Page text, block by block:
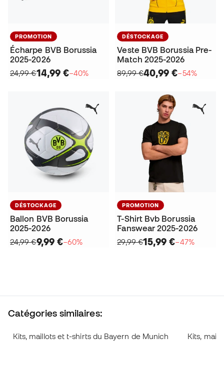
PROMOTION
Écharpe BVB Borussia
2025-2026
24,99 €14,99 €−40%
DÉSTOCKAGE
Veste BVB Borussia Pre-
Match 2025-2026
89,99 €40,99 €−54%
DÉSTOCKAGE
Ballon BVB Borussia
2025-2026
24,99 €9,99 €−60%
PROMOTION
T-Shirt Bvb Borussia
Fanswear 2025-2026
29,99 €15,99 €−47%
Catégories similaires:
Kits, maillots et t-shirts du Bayern de Munich Kits,